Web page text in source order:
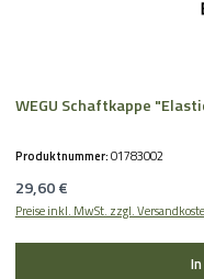
WEGU Schaftkappe
Produktnummer:01783002
Regulärer Preis:
29,60 €
Preise inkl. MwSt. zzgl.